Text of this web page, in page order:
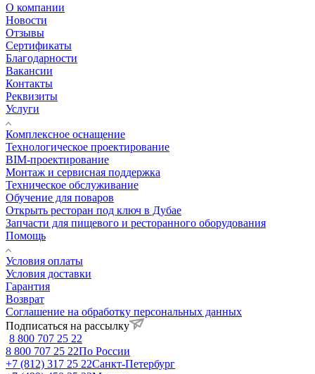
О компании
Новости
Отзывы
Сертификаты
Благодарности
Вакансии
Контакты
Реквизиты
Услуги
Комплексное оснащение
Технологическое проектирование
BIM-проектирование
Монтаж и сервисная поддержка
Техническое обслуживание
Обучение для поваров
Открыть ресторан под ключ в Дубае
Запчасти для пищевого и ресторанного оборудования
Помощь
Условия оплаты
Условия доставки
Гарантия
Возврат
Соглашение на обработку персональных данных
Подписаться на рассылку
8 800 707 25 22
8 800 707 25 22По России
+7 (812) 317 25 22Санкт-Петербург